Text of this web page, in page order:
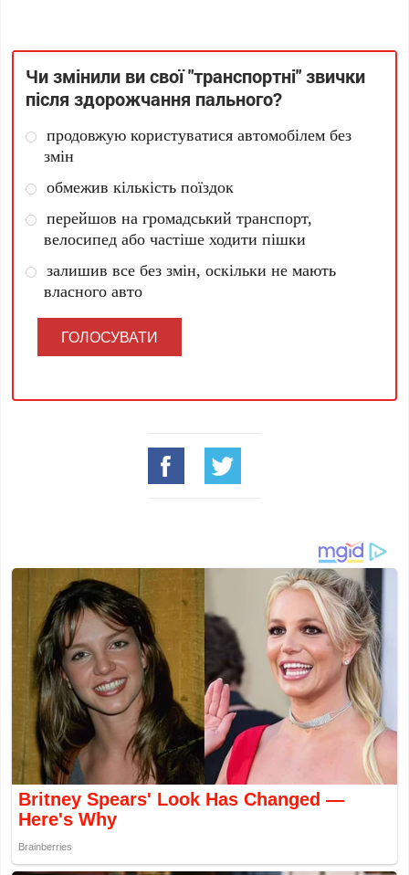
Чи змінили ви свої "транспортні" звички
після здорожчання пального?
продовжую користуватися автомобілем без
змін
обмежив кількість поїздок
перейшов на громадський транспорт,
велосипед або частіше ходити пішки
залишив все без змін, оскільки не мають
власного авто